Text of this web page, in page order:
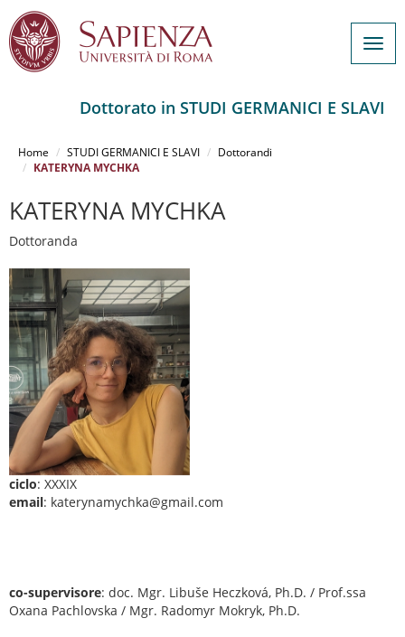
contenuto
Dottorato in STUDI GERMANICI E SLAVI
Home STUDI GERMANICI E SLAVI
Dottorandi
KATERYNA MYCHKA
KATERYNA MYCHKA
Dottoranda
ciclo: XXXIX
email: katerynamychka@gmail.com
co-supervisore: doc. Mgr. Libuše Heczková, Ph.D. / Prof.ssa
Oxana Pachlovska / Mgr. Radomyr Mokryk, Ph.D.